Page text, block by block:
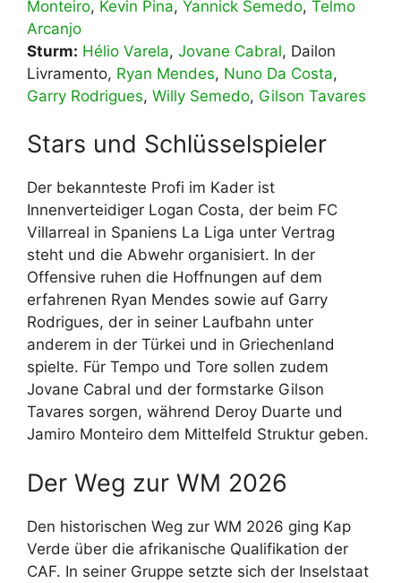
Monteiro, Kevin Pina, Yannick Semedo, Telmo
Arcanjo
Sturm: Hélio Varela, Jovane Cabral, Dailon
Livramento, Ryan Mendes, Nuno Da Costa,
Garry Rodrigues, Willy Semedo, Gilson Tavares
Stars und Schlüsselspieler
Der bekannteste Profi im Kader ist
Innenverteidiger Logan Costa, der beim FC
Villarreal in Spaniens La Liga unter Vertrag
steht und die Abwehr organisiert. In der
Offensive ruhen die Hoffnungen auf dem
erfahrenen Ryan Mendes sowie auf Garry
Rodrigues, der in seiner Laufbahn unter
anderem in der Türkei und in Griechenland
spielte. Für Tempo und Tore sollen zudem
Jovane Cabral und der formstarke Gilson
Tavares sorgen, während Deroy Duarte und
Jamiro Monteiro dem Mittelfeld Struktur geben.
Der Weg zur WM 2026
Den historischen Weg zur WM 2026 ging Kap
Verde über die afrikanische Qualifikation der
CAF. In seiner Gruppe setzte sich der Inselstaat